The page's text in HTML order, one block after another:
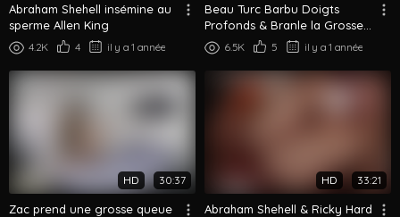
Abraham Shehell insémine au
sperme Allen King
4.2K 4 il y a 1 année
Beau Turc Barbu Doigts
Profonds & Branle la Grosse
Bite de son Copain
6.5K 5 il y a 1 année
HD 30:37
Zac prend une grosse queue
HD 33:21
Abraham Shehell & Ricky Hard